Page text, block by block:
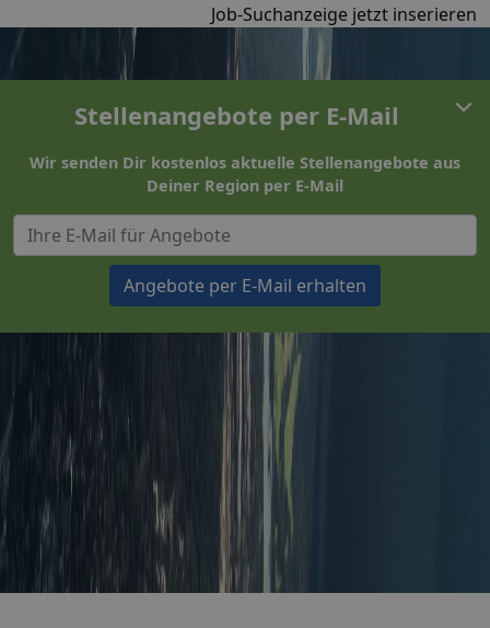
Job-Suchanzeige jetzt inserieren
Stellenangebote per E-Mail
Wir senden Dir kostenlos aktuelle Stellenangebote aus
Deiner Region per E-Mail
Angebote per E-Mail erhalten